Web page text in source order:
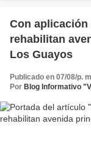
Con aplicación
rehabilitan
Los Guayos
Publicado en 07/08/p.
Por Blog Informativo